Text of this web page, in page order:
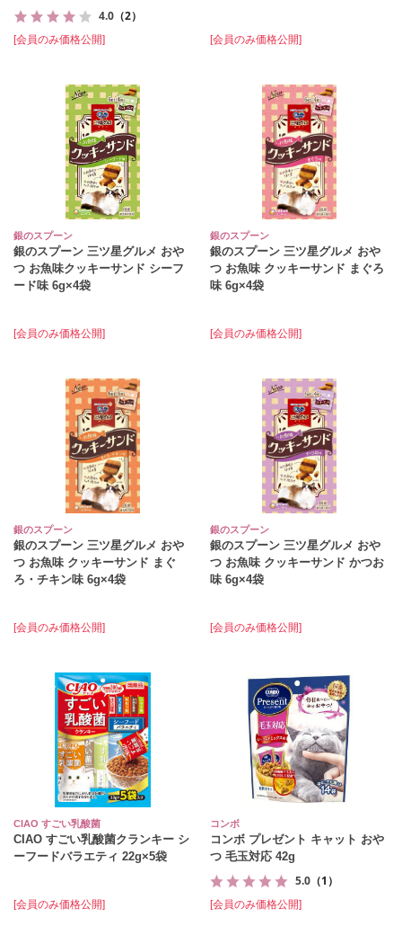
4.0 （2）
[会員のみ価格公開] [会員のみ価格公開]
銀のスプーン
銀のスプーン 三ツ星グルメ おや
つ お魚味クッキーサンド シーフ
ード味 6g×4袋
[会員のみ価格公開]
銀のスプーン
銀のスプーン 三ツ星グルメ おや
つ お魚味 クッキーサンド まぐろ
味 6g×4袋
[会員のみ価格公開]
銀のスプーン
銀のスプーン 三ツ星グルメ おや
つ お魚味 クッキーサンド まぐ
ろ・チキン味 6g×4袋
[会員のみ価格公開]
銀のスプーン
銀のスプーン 三ツ星グルメ おや
つ お魚味 クッキーサンド かつお
味 6g×4袋
[会員のみ価格公開]
CIAO すごい乳酸菌
CIAO すごい乳酸菌クランキー シ
ーフードバラエティ 22g×5袋
[会員のみ価格公開]
コンボ
コンボ プレゼント キャット おや
つ 毛玉対応 42g
5.0 （1）
[会員のみ価格公開]